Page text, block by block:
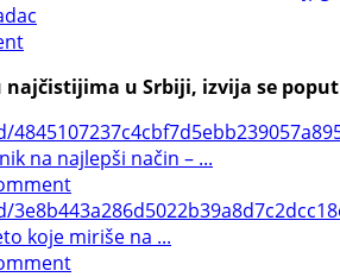
najčistijima u Srbiji, izvija se
na najlepši način – ...
koje miriše na ...